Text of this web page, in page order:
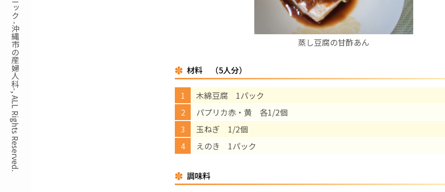
蒸し豆腐の甘酢あん
材料 （5人分）
木綿豆腐 1パック
パプリカ赤・黄 各1/2個
玉ねぎ 1/2個
えのき 1パック
調味料
母乳育児
予防接種
‘さんルーム’ でさまざまな講座・クラス
遠方にお住まいで当院での出産を希望される方へ
English Page